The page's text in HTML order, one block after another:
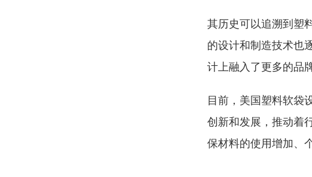
其历史可以追溯到塑
的设计和制造技术也
计上融入了更多的品
目前，美国塑料软袋
创新和发展，推动着
保材料的使用增加、